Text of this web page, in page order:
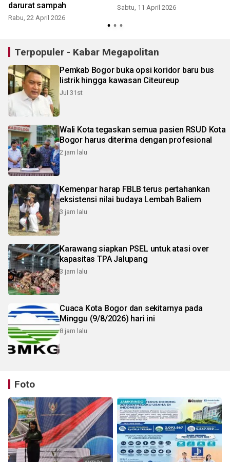
darurat sampah
Rabu, 22 April 2026
Sabtu, 11 April 2026
Terpopuler - Kabar Megapolitan
Pemkab Bogor buka opsi koridor baru bus
listrik hingga kawasan Citeureup
Jul 31st
Wali Kota tegaskan semua pasien RSUD Kota
Bogor harus diterima dengan profesional
2 jam lalu
Kemenpar harap FBLB terus pertahankan
eksistensi nilai budaya Lembah Baliem
3 jam lalu
Karawang siapkan PSEL untuk atasi over
kapasitas TPA Jalupang
3 jam lalu
Cuaca Kota Bogor dan sekitarnya pada
Minggu (9/8/2026) hari ini
8 jam lalu
Foto